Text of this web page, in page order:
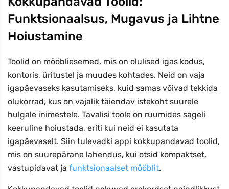
Funktsionaalsus, Mugavus ja Lihtne
Hoiustamine
Toolid on mööbliesemed, mis on olulised igas kodus,
kontoris, üritustel ja muudes kohtades. Neid on vaja
igapäevaseks kasutamiseks, kuid samas võivad tekkida
olukorrad, kus on vajalik täiendav istekoht suurele
hulgale inimestele. Tavalisi toole on ruumides sageli
keeruline hoiustada, eriti kui neid ei kasutata
igapäevaselt. Siin tulevadki appi kokkupandavad toolid,
mis on suurepärane lahendus, kui otsid kompaktset,
vastupidavat ja funktsionaalset mööblit.